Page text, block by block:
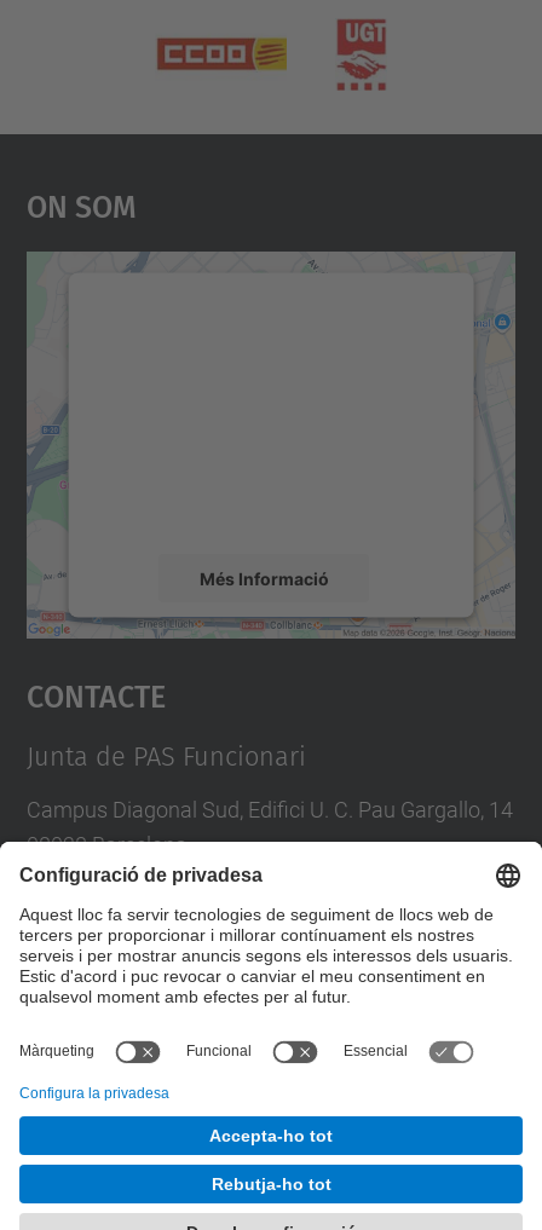
On Som
Més Informació
Accepta
powered by
Contacte
Junta de PAS Funcionari
Campus Diagonal Sud, Edifici U. C. Pau Gargallo, 14
08028 Barcelona
E-mail :junta.pasf@upc.edu
Formulari de contacte
Junta PAS Funcionari
Desenvolupat amb